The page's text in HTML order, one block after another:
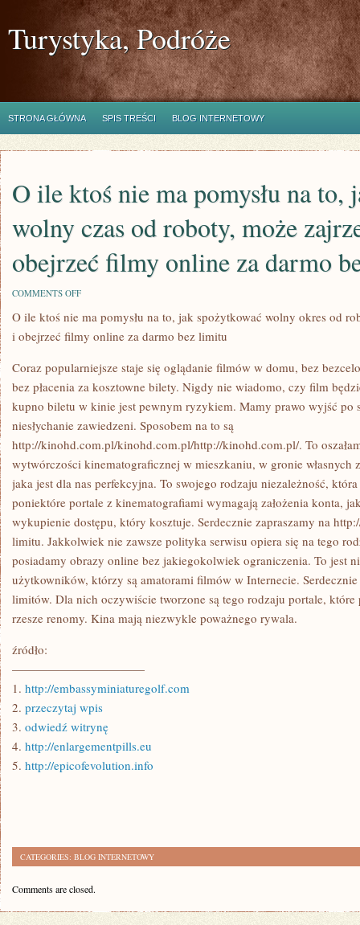
Turystyka, Podróże
STRONA GŁÓWNA SPIS TREŚCI BLOG INTERNETOWY
O ile ktoś nie ma pomysłu na to,
wolny czas od roboty, może
obejrzeć filmy online za darmo
COMMENTS OFFON
ILE
NIE
POMYSŁU
TO,
JAK
WYKORZYSTAĆ
WOLNY
OD
ROBOTY,
ZAJRZEĆ
DO
NETU
I
OBEJRZEĆ
FILMY
ONLINE
DARMO
BEZ
LIMITU
O ile ktoś nie ma pomysłu na to, jak spożytkować wolny okres od
i obejrzeć filmy online za darmo bez limitu
Coraz popularniejsze staje się oglądanie filmów w domu, bez
bez płacenia za kosztowne bilety. Nigdy nie wiadomo, czy film
kupno biletu w kinie jest pewnym ryzykiem. Mamy prawo wyjść po
niesłychanie zawiedzeni. Sposobem na to są
http://kinohd.com.pl/kinohd.com.pl/http://kinohd.com.pl/. To
wytwórczości kinematograficznej w mieszkaniu, w gronie
jaka jest dla nas perfekcyjna. To swojego rodzaju niezależność,
poniektóre portale z kinematografiami wymagają założenia konta,
wykupienie dostępu, który kosztuje. Serdecznie zapraszamy na
limitu. Jakkolwiek nie zawsze polityka serwisu opiera się na tego
posiadamy obrazy online bez jakiegokolwiek ograniczenia. To jest
użytkowników, którzy są amatorami filmów w Internecie.
limitów. Dla nich oczywiście tworzone są tego rodzaju portale,
rzesze renomy. Kina mają niezwykle poważnego rywala.
źródło:
———————————
1. http://embassyminiaturegolf.com
2. przeczytaj wpis
3. odwiedź witrynę
4. http://enlargementpills.eu
5. http://epicofevolution.info
CATEGORIES: BLOG INTERNETOWY
Comments are closed.